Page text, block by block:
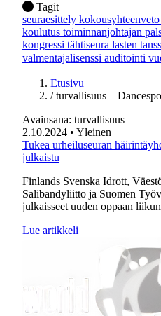
Tagit
seuraesittely kokousyhteenveto
koulutus toiminnanjohtajan
kongressi tähtiseura lasten
valmentajalisenssi auditointi
Etusivu
/ turvallisuus –
Avainsana: turvallisuus
2.10.2024 • Yleinen
Tukea urheiluseuran
julkaistu
Finlands Svenska Idrott,
Salibandyliitto ja Suomen
julkaisseet uuden oppaan
Lue artikkeli